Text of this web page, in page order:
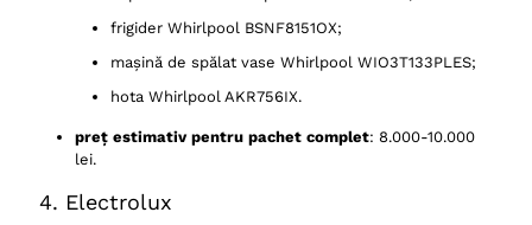
frigider Whirlpool BSNF8151OX;
mașină de spălat vase Whirlpool WIO3T133PLES;
hota Whirlpool AKR756IX.
preț estimativ pentru pachet complet: 8.000-10.000
lei.
4. Electrolux